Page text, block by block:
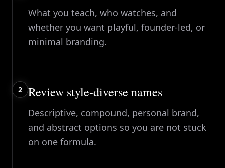
What you teach, who watches, and
whether you want playful, founder-led, or
minimal branding.
2 Review style-diverse names
Descriptive, compound, personal brand,
and abstract options so you are not stuck
on one formula.